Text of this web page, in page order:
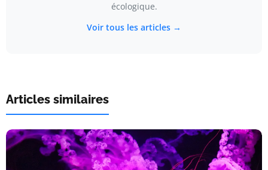
écologique.
Voir tous les articles →
Articles similaires